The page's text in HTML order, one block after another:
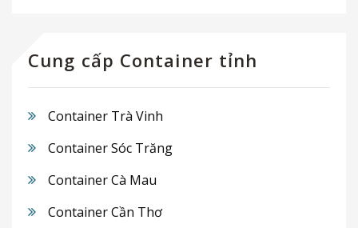
Cung cấp Container tỉnh
Container Trà Vinh
Container Sóc Trăng
Container Cà Mau
Container Cần Thơ